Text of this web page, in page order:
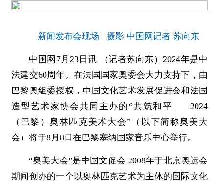
新闻发布会现场 摄影 中国网记者 苏向东
中国网7月23日讯 （记者苏向东）2024年是中
法建交60周年。在法国国家奥委会大力支持下，由
巴黎奥组委授权，中国文化艺术发展促进会和法国
造型艺术家协会共同主办的“共筑和平——2024
（巴黎）奥林匹克美术大会”（以下简称奥美大
会）将于8月8日在巴黎塞纳国家音乐中心举行。
“奥美大会”是中国文促会 2008年于北京奥运会
期间创办的一个以奥林匹克艺术为主体的国际文化